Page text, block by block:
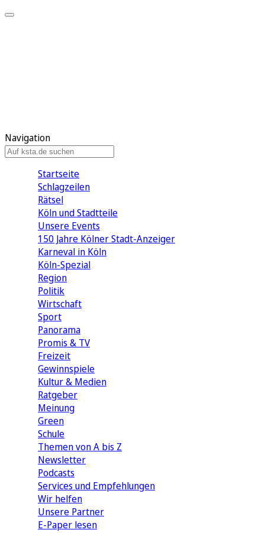
Navigation
Startseite
Schlagzeilen
Rätsel
Köln und Stadtteile
Unsere Events
150 Jahre Kölner Stadt-Anzeiger
Karneval in Köln
Köln-Spezial
Region
Politik
Wirtschaft
Sport
Panorama
Promis & TV
Freizeit
Gewinnspiele
Kultur & Medien
Ratgeber
Meinung
Green
Schule
Themen von A bis Z
Newsletter
Podcasts
Services und Empfehlungen
Wir helfen
Unsere Partner
E-Paper lesen